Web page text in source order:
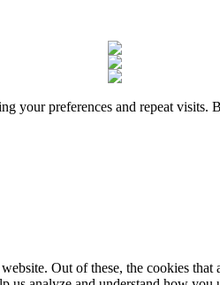
your preferences and repeat
Out of these, the cookies that